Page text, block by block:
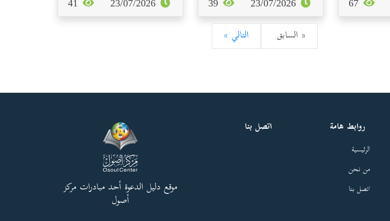
« السابق التالي »
روابط هامة
الرئيسية
من نحن
اتصل بنا
اتصل بنا
موقع دليل الدعوة أحد مبادرات مركز
أصول